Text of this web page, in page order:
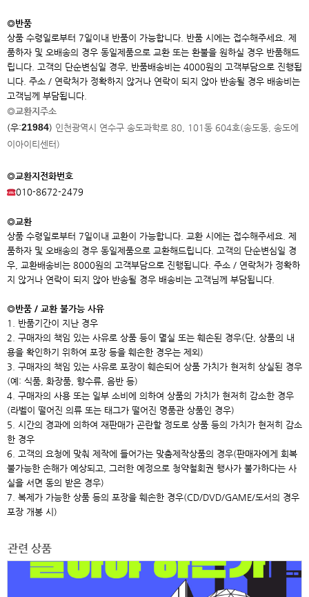
◎반품
상품 수령일로부터 7일이내 반품이 가능합니다. 반품 시에는 접수해주세요. 제
품하자 및 오배송의 경우 동일제품으로 교환 또는 환불을 원하실 경우 반품해드
립니다. 고객의 단순변심일 경우, 반품배송비는 4000원의 고객부담으로 진행됩
니다. 주소 / 연락처가 정확하지 않거나 연락이 되지 않아 반송될 경우 배송비는
고객님께 부담됩니다.
◎교환지주소
(우:21984) 인천광역시 연수구 송도과학로 80, 101동 604호(송도동, 송도에
이아이 티센터)
◎교환지전화번호
010-8672-2479
◎교환
상품 수령일로부터 7일이내 교환이 가능합니다. 교환 시에는 접수해주세요. 제
품하자 및 오배송의 경우 동일제품으로 교환해드립니다. 고객의 단순변심일 경
우, 교환배송비는 8000원의 고객부담으로 진행됩니다. 주소 / 연락처가 정확하
지 않거나 연락이 되지 않아 반송될 경우 배송비는 고객님께 부담됩니다.
◎반품 / 교환 불가능 사유
1. 반품기간이 지난 경우
2. 구매자의 책임 있는 사유로 상품 등이 멸실 또는 훼손된 경우(단, 상품의 내
용을 확인하기 위하여 포장 등을 훼손한 경우는 제외)
3. 구매자의 책임 있는 사유로 포장이 훼손되어 상품 가치가 현저히 상실된 경우
(예: 식품, 화장품, 향수류, 음반 등)
4. 구매자의 사용 또는 일부 소비에 의하여 상품의 가치가 현저히 감소한 경우
(라벨이 떨어진 의류 또는 태그가 떨어진 명품관 상품인 경우)
5. 시간의 경과에 의하여 재판매가 곤란할 정도로 상품 등의 가치가 현저히 감소
한 경우
6. 고객의 요청에 맞춰 제작에 들어가는 맞춤제작상품의 경우(판매자에게 회복
불가능한 손해가 예상되고, 그러한 예정으로 청약철회권 행사가 불가하다는 사
실을 서면 동의 받은 경우)
7. 복제가 가능한 상품 등의 포장을 훼손한 경우(CD/DVD/GAME/도서의 경우
포장 개봉 시)
관련 상품